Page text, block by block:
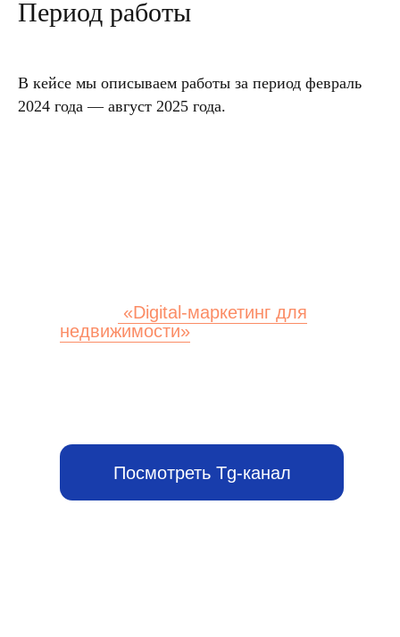
Период работы
В кейсе мы описываем работы за период февраль
2024 года — август 2025 года.